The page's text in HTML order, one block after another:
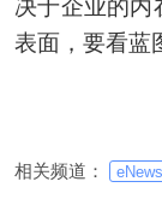
决于企业的内
表面，要看蓝
相关频道： eNews